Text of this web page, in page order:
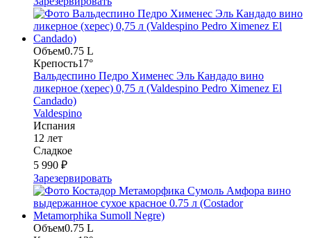
Объем0.75 L
Крепость17°
Вальдеспино Педро Хименес Эль Кандадо вино
ликерное (херес) 0,75 л (Valdespino Pedro Ximenez El
Candado)
Valdespino
Испания
12 лет
Сладкое
5 990 ₽
Зарезервировать
Объем0.75 L